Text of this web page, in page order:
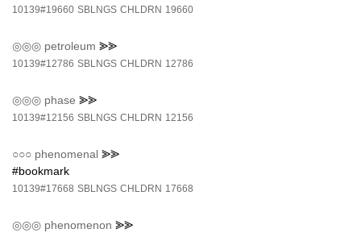
10139#19660 SBLNGS CHLDRN 19660
◎◎◎ petroleum ⪢⪢
10139#12786 SBLNGS CHLDRN 12786
◎◎◎ phase ⪢⪢
10139#12156 SBLNGS CHLDRN 12156
○○○ phenomenal ⪢⪢
#bookmark
10139#17668 SBLNGS CHLDRN 17668
◎◎◎ phenomenon ⪢⪢